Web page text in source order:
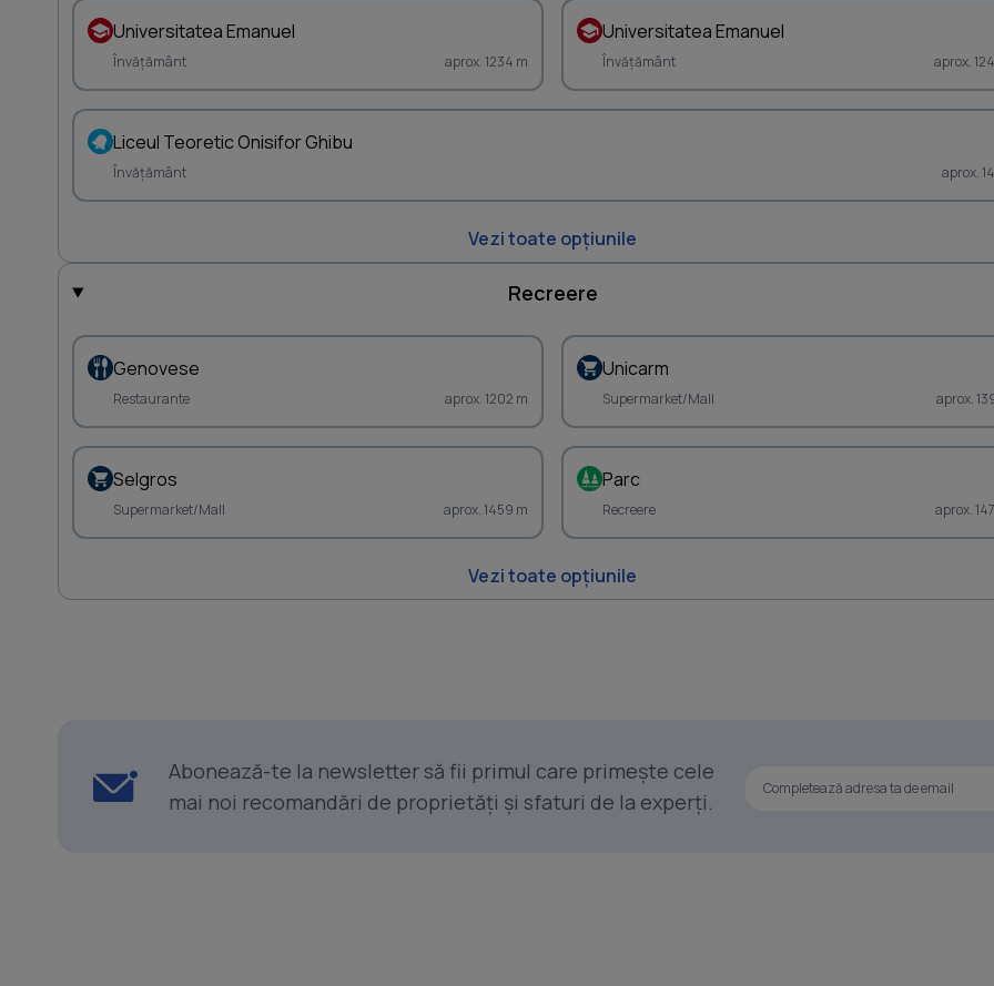
Universitatea Emanuel
Învățământ aprox. 1234 m
Universitatea Emanuel
Învățământ aprox.
Liceul Teoretic Onisifor Ghibu
Învățământ aprox.
Vezi toate opțiunile
Recreere
Genovese
Restaurante aprox. 1202 m
Unicarm
Supermarket/Mall aprox.
Selgros
Supermarket/Mall aprox. 1459 m
Parc
Recreere aprox.
Vezi toate opțiunile
Abonează-te la newsletter să fii primul care primește cele
mai noi recomandări de proprietăți și sfaturi de la experți.